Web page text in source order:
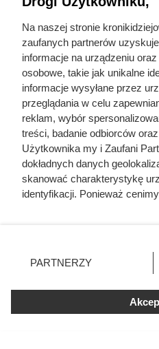
Na naszej stronie
zaufanych partnerów
informacje na urządzeniu
osobowe, takie jak unikalne
informacje wysyłane przez
przeglądania w celu
reklam, wybór
treści, badanie odbiorców
Użytkownika my i Zaufani
dokładnych danych
skanować charakterystykę
identyfikacji. Ponieważ
prywatności znajdujący się w
. Niektóre rodzaje
zgody użytkownika, ale masz
takiemu przetwarzaniu.
zastosowania tylko na tej
PARTNERZY